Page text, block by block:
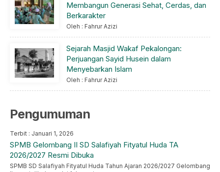
Membangun Generasi Sehat, Cerdas, dan
Berkarakter
Oleh : Fahrur Azizi
Sejarah Masjid Wakaf Pekalongan:
Perjuangan Sayid Husein dalam
Menyebarkan Islam
Oleh : Fahrur Azizi
Pengumuman
Terbit : Januari 1, 2026
SPMB Gelombang II SD Salafiyah Fityatul Huda TA
2026/2027 Resmi Dibuka
SPMB SD Salafiyah Fityatul Huda Tahun Ajaran 2026/2027 Gelombang